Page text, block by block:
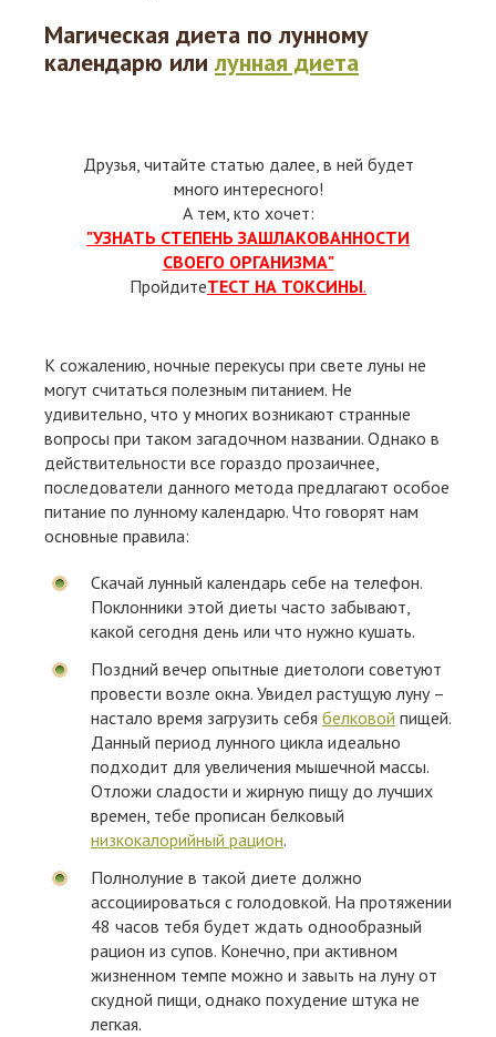
Магическая диета по лунному
календарю илилунная диета
Друзья, читайте статью далее, в ней будет
много интересного!
А тем, кто хочет:
"УЗНАТЬ СТЕПЕНЬ ЗАШЛАКОВАННОСТИ
СВОЕГО ОРГАНИЗМА"
ПройдитеТЕСТ НА ТОКСИНЫ.
К сожалению, ночные перекусы при свете луны не
могут считаться полезным питанием. Не
удивительно, что у многих возникают странные
вопросы при таком загадочном названии. Однако в
действительности все гораздо прозаичнее,
последователи данного метода предлагают особое
питание по лунному календарю. Что говорят нам
основные правила:
Скачай лунный календарь себе на телефон.
Поклонники этой диеты часто забывают,
какой сегодня день или что нужно кушать.
Поздний вечер опытные диетологи советуют
провести возле окна. Увидел растущую луну –
настало время загрузить себя белковой пищей.
Данный период лунного цикла идеально
подходит для увеличения мышечной массы.
Отложи сладости и жирную пищу до лучших
времен, тебе прописан белковый
низкокалорийный рацион.
Полнолуние в такой диете должно
ассоциироваться с голодовкой. На протяжении
48 часов тебя будет ждать однообразный
рацион из супов. Конечно, при активном
жизненном темпе можно и завыть на луну от
скудной пищи, однако похудение штука не
легкая.